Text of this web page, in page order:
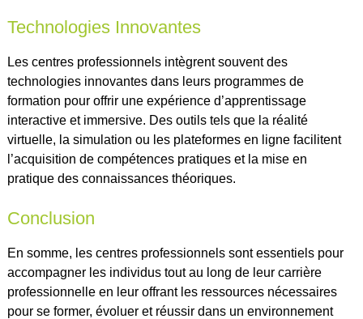
Technologies Innovantes
Les centres professionnels intègrent souvent des
technologies innovantes dans leurs programmes de
formation pour offrir une expérience d’apprentissage
interactive et immersive. Des outils tels que la réalité
virtuelle, la simulation ou les plateformes en ligne facilitent
l’acquisition de compétences pratiques et la mise en
pratique des connaissances théoriques.
Conclusion
En somme, les centres professionnels sont essentiels pour
accompagner les individus tout au long de leur carrière
professionnelle en leur offrant les ressources nécessaires
pour se former, évoluer et réussir dans un environnement